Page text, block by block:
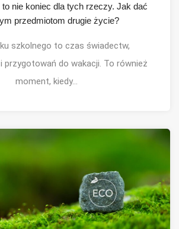
to nie koniec dla tych rzeczy. Jak dać
przedmiotom drugie życie?
szkolnego to czas świadectw,
przygotowań do wakacji. To również
moment, kiedy...